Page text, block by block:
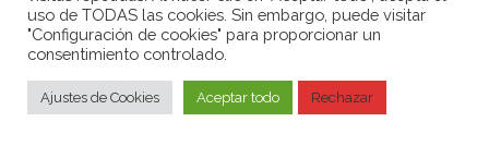
GET SOCIAL
© 2020 Cristina Villamía | Todos los derechos
reservados |Aviso legal|Política de Privacidad y
Cookies
uso de TODAS las cookies. Sin embargo, puede visitar
"Configuración de cookies" para proporcionar un
consentimiento controlado.
Ajustes de Cookies Aceptar todo Rechazar